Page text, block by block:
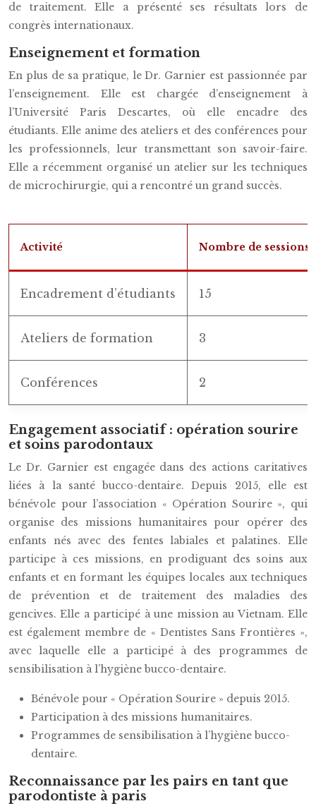
de traitement. Elle a présenté ses résultats lors de
congrès internationaux.
Enseignement et formation
En plus de sa pratique, le Dr. Garnier est passionnée par
l’enseignement. Elle est chargée d’enseignement à
l’Université Paris Descartes, où elle encadre des
étudiants. Elle anime des ateliers et des conférences pour
les professionnels, leur transmettant son savoir-faire.
Elle a récemment organisé un atelier sur les techniques
de microchirurgie, qui a rencontré un grand succès.
Activité Nombre de sessions
Encadrement d’étudiants 15
Ateliers de formation 3
Conférences 2
Engagement associatif : opération sourire
et soins parodontaux
Le Dr. Garnier est engagée dans des actions caritatives
liées à la santé bucco-dentaire. Depuis 2015, elle est
bénévole pour l’association « Opération Sourire », qui
organise des missions humanitaires pour opérer des
enfants nés avec des fentes labiales et palatines. Elle
participe à ces missions, en prodiguant des soins aux
enfants et en formant les équipes locales aux techniques
de prévention et de traitement des maladies des
gencives. Elle a participé à une mission au Vietnam. Elle
est également membre de « Dentistes Sans Frontières »,
avec laquelle elle a participé à des programmes de
sensibilisation à l’hygiène bucco-dentaire.
Bénévole pour « Opération Sourire » depuis 2015.
Participation à des missions humanitaires.
Programmes de sensibilisation à l’hygiène bucco-
dentaire.
Reconnaissance par les pairs en tant que
parodontiste à paris